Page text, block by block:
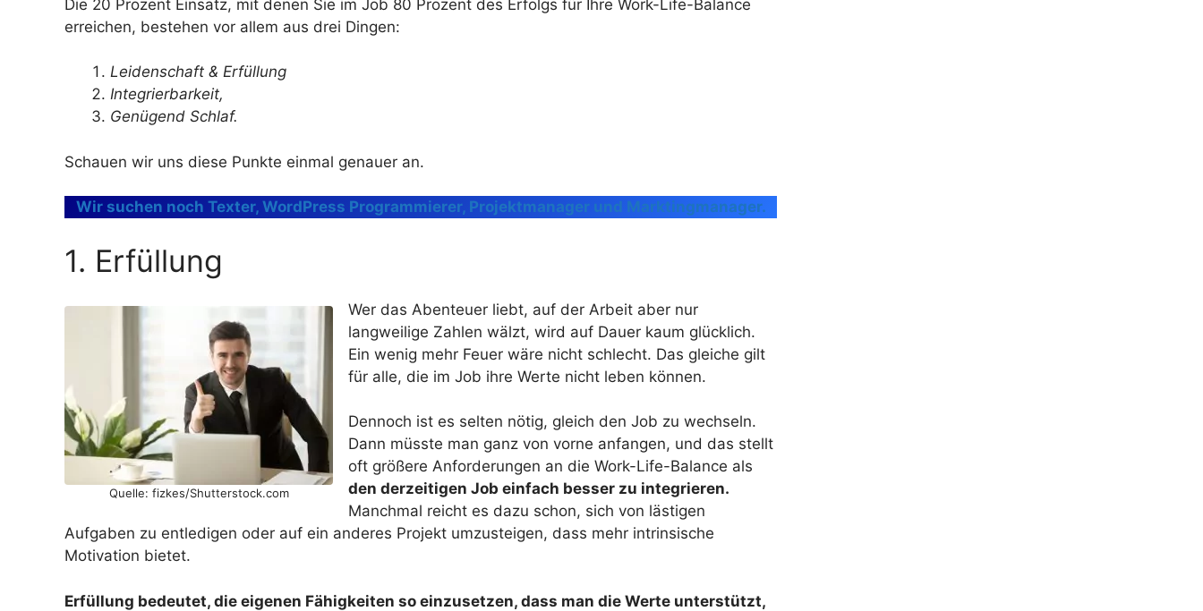
Die 20 Prozent Einsatz, mit denen Sie im Job 80 Prozent des Erfolgs für Ihre Work-Life-Balance
erreichen, bestehen vor allem aus drei Dingen:
Leidenschaft & Erfüllung
Integrierbarkeit,
Genügend Schlaf.
Schauen wir uns diese Punkte einmal genauer an.
Wir suchen noch Texter, WordPress Programmierer, Projektmanager und Marktingmanager.
1. Erfüllung
Quelle: fizkes/Shutterstock.com
Wer das Abenteuer liebt, auf der Arbeit aber nur
langweilige Zahlen wälzt, wird auf Dauer kaum glücklich.
Ein wenig mehr Feuer wäre nicht schlecht. Das gleiche gilt
für alle, die im Job ihre Werte nicht leben können.
Dennoch ist es selten nötig, gleich den Job zu wechseln.
Dann müsste man ganz von vorne anfangen, und das stellt
oft größere Anforderungen an die Work-Life-Balance als
den derzeitigen Job einfach besser zu integrieren.
Manchmal reicht es dazu schon, sich von lästigen
Aufgaben zu entledigen oder auf ein anderes Projekt umzusteigen, dass mehr intrinsische
Motivation bietet.
Erfüllung bedeutet, die eigenen Fähigkeiten so einzusetzen, dass man die Werte unterstützt,